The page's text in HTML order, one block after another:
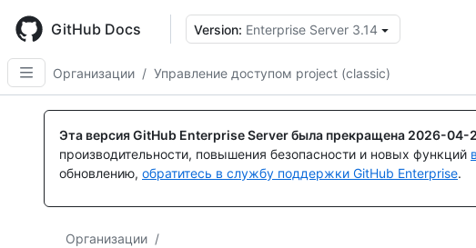
main
content
GitHub Docs Version: Enterprise Server 3.14
Организации / Управление доступом project (classic)
Эта версия GitHub Enterprise Server была прекращена 2026-04-
производительности, повышения безопасности и новых функций
обновлению, обратитесь в службу поддержки GitHub Enterprise.
Организации /